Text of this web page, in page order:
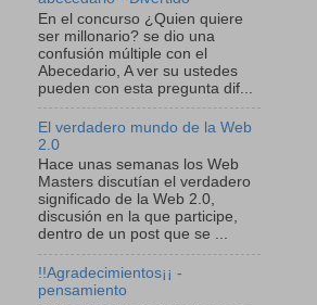
En el concurso ¿Quien quiere
ser millonario? se dio una
confusión múltiple con el
Abecedario, A ver su ustedes
pueden con esta pregunta dif...
El verdadero mundo de la Web
2.0
Hace unas semanas los Web
Masters discutían el verdadero
significado de la Web 2.0,
discusión en la que participe,
dentro de un post que se ...
!!Agradecimientos¡¡ -
pensamiento